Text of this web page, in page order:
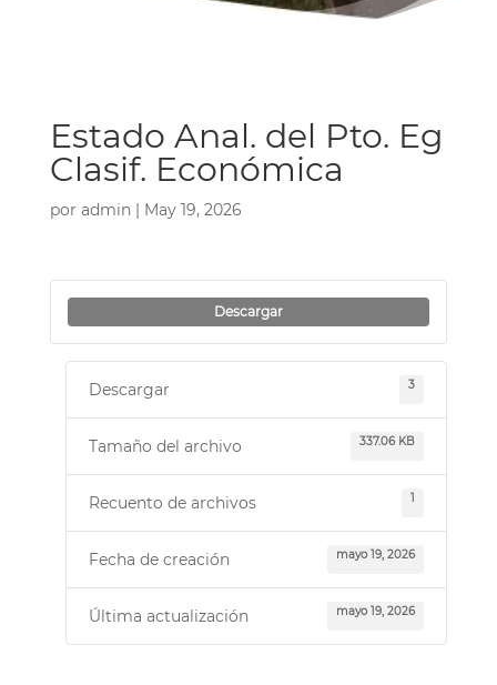
Estado Anal. del Pto. Eg
Clasif. Económica
por admin| May 19, 2026
Descargar
Descargar 3
Tamaño del archivo 337.06 KB
Recuento de archivos 1
Fecha de creación mayo 19, 2026
Última actualización mayo 19, 2026